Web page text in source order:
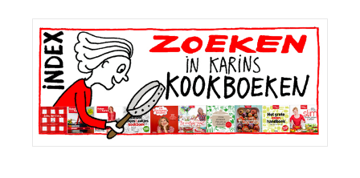
Primaire
Sidebar